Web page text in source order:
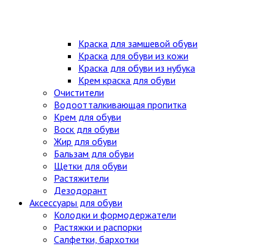
Краска для замшевой обуви
Краска для обуви из кожи
Краска для обуви из нубука
Крем краска для обуви
Очистители
Водоотталкивающая пропитка
Крем для обуви
Воск для обуви
Жир для обуви
Бальзам для обуви
Щетки для обуви
Растяжители
Дезодорант
Аксессуары для обуви
Колодки и формодержатели
Растяжки и распорки
Салфетки, бархотки